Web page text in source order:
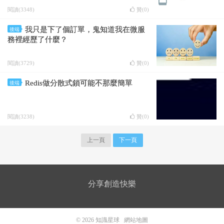
閱讀(3348) 贊(0)
後端
我只是下了個訂單，鬼知道我在微服
務裡經歷了什麼？
閱讀(3729) 贊(0)
後端 Redis做分散式鎖可能不那麼簡單
閱讀(3238) 贊(0)
上一頁 下一頁
分享創造快樂
© 2026 知識星球 網站地圖